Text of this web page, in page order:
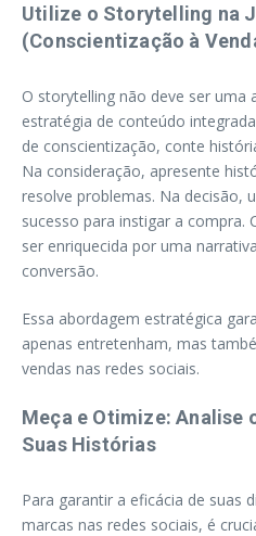
Utilize o Storytelling na
(Conscientização à
O storytelling não deve ser uma
estratégia de conteúdo
de conscientização, conte
Na consideração, apresente
resolve problemas. Na decisão,
sucesso para instigar a compra.
ser enriquecida por uma
conversão.
Essa abordagem estratégica
apenas entretenham, mas
vendas nas redes sociais.
Meça e Otimize: Analise
Suas Histórias
Para garantir a eficácia de suas
marcas nas redes sociais, é